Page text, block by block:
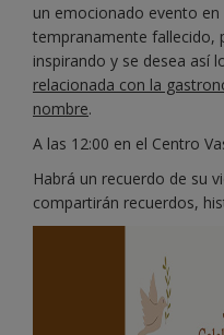
un emocionado evento en
tempranamente fallecido,
inspirando y se desea así
relacionada con la
nombre.
A las 12:00 en el Centro
Habrá un recuerdo de su
compartirán recuerdos,